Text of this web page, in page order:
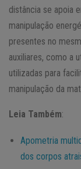
distância se apoia
manipulação
presentes no
auxiliares, como a
utilizadas para
manipulação da
Leia Também:
Apometria
dos corpos